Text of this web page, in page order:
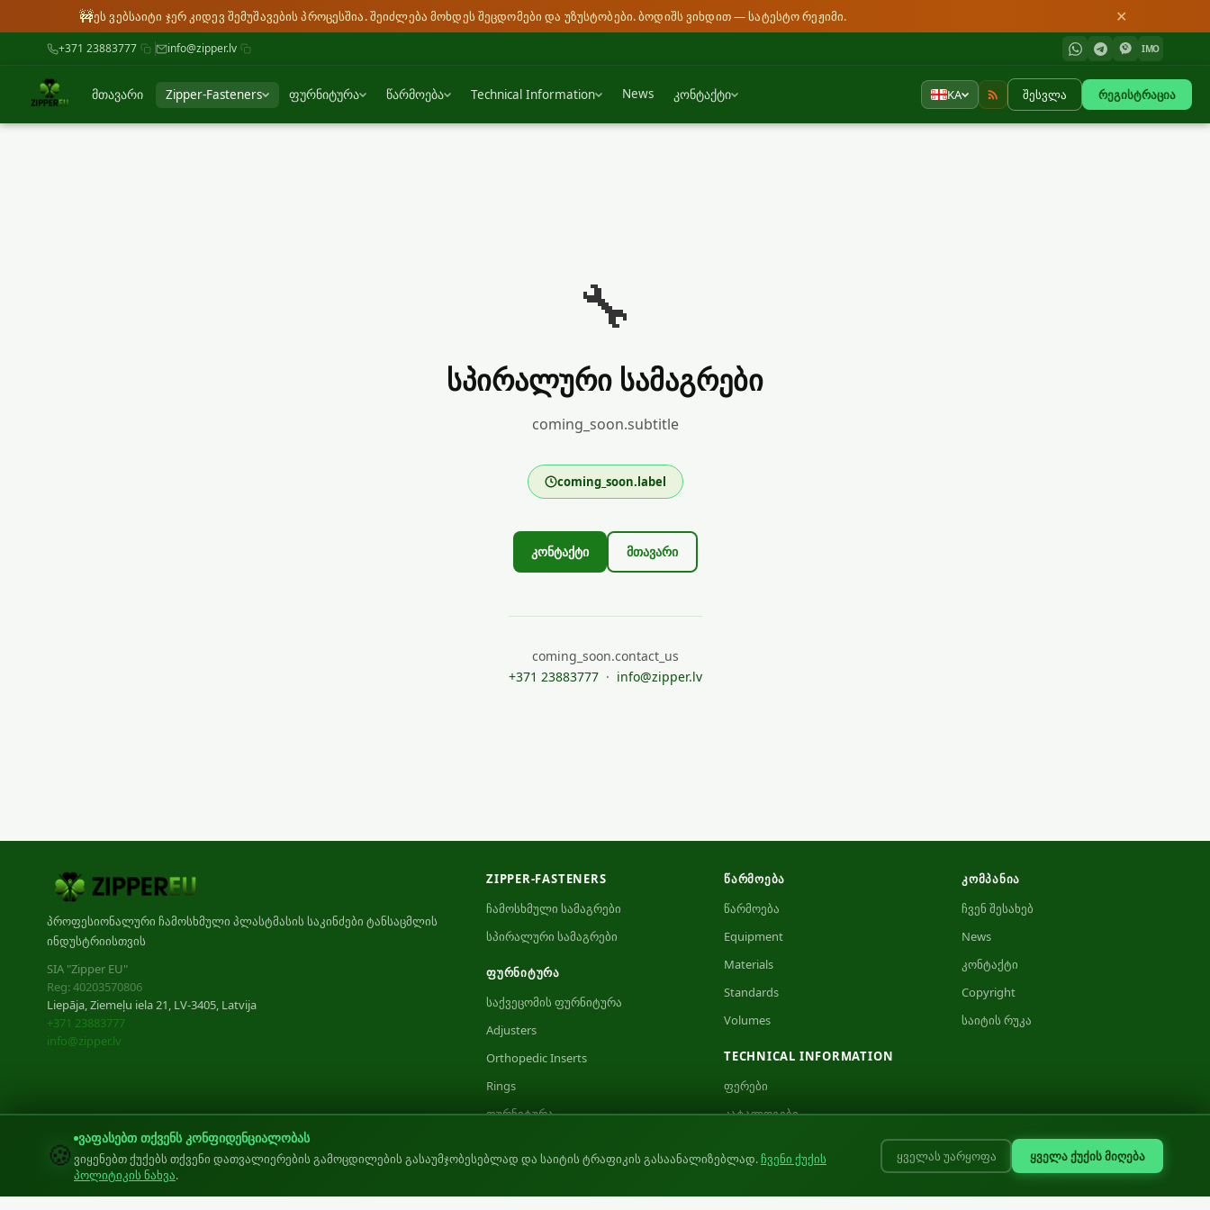
🚧ეს ვებსაიტი ჯერ კიდევ შემუშავების პროცესშია. შეიძლება მოხდეს შეცდომები და უზუსტობები. ბოდიშს ვიხდით — სატესტო რეჟიმი. ✕
+371 23883777 info@zipper.lv IMO
მთავარი Zipper-Fasteners ფურნიტურა წარმოება Technical Information News კონტაქტი KA შესვლა რეგისტრაცია
🔧
სპირალური სამაგრები
coming_soon.subtitle
coming_soon.label
კონტაქტი მთავარი
coming_soon.contact_us
+371 23883777· info@zipper.lv
პროფესიონალური ჩამოსხმული პლასტმასის საკინძები ტანსაცმლის
ინდუსტრიისთვის
SIA "Zipper EU"
Reg: 40203570806
Liepāja, Ziemeļu iela 21, LV-3405, Latvija
+371 23883777
info@zipper.lv
ZIPPER-FASTENERS
ჩამოსხმული სამაგრები
სპირალური სამაგრები
ᲤᲣᲠᲜᲘᲢᲣᲠᲐ
საქვეცომის ფურნიტურა
Adjusters
Orthopedic Inserts
Rings
ფურნიტურა
Category 2
Category 3
ᲬᲐᲠᲛᲝᲔᲑᲐ
წარმოება
Equipment
Materials
Standards
Volumes
TECHNICAL INFORMATION
ფერები
კატალოგები
Certificates
Product Testing
ᲙᲝᲛᲞᲐᲜᲘᲐ
ჩვენ შესახებ
News
კონტაქტი
Copyright
საიტის რუკა
🍪ვაფასებთ თქვენს კონფიდენციალობას
ვიყენებთ ქუქებს თქვენი დათვალიერების გამოცდილების გასაუმჯობესებლად და საიტის ტრაფიკის გასაანალიზებლად.ჩვენი ქუქის
პოლიტიკის ნახვა.
ყველას უარყოფა ყველა ქუქის მიღება